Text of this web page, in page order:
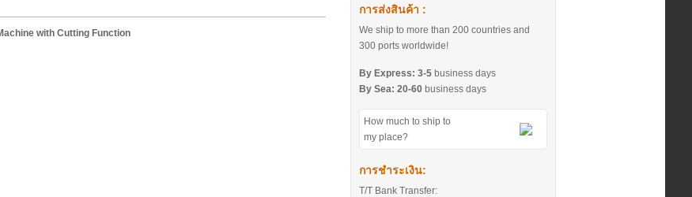
with Cutting Function
การส่งสินค้า :
We ship to more than 200 countries and
300 ports worldwide!
By Express: 3-5 business days
By Sea: 20-60 business days
How much to ship to
my place?
การชำระเงิน:
T/T Bank Transfer: